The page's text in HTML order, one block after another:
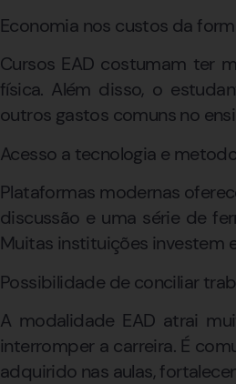
Economia nos custos da
Cursos EAD costumam ter
física. Além disso, o
outros gastos comuns no
Acesso a tecnologia e
Plataformas modernas
discussão e uma série de
Muitas instituições investem
Possibilidade de conciliar
A modalidade EAD atrai
interromper a carreira. É
adquirido nas aulas,